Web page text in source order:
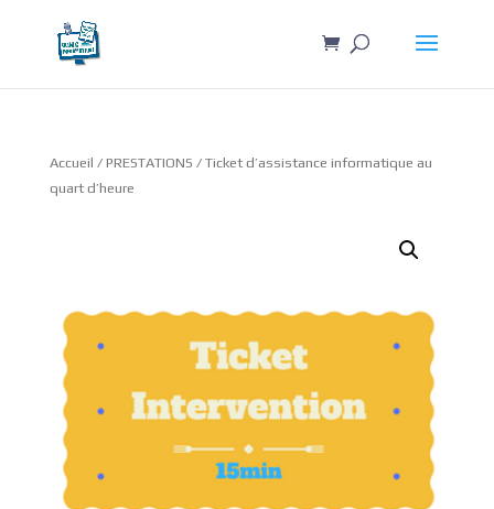
Accueil / PRESTATIONS / Ticket d’assistance informatique au
quart d’heure